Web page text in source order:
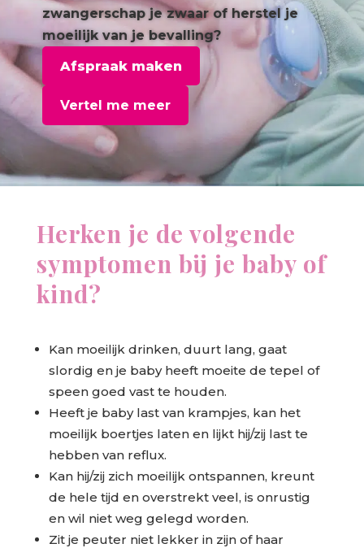
zwangerschap je zwaar of herstel je
moeilijk van je bevalling?
Afspraak maken
Vertel me meer
Herken je de volgende
symptomen bij je baby of
kind?
Kan moeilijk drinken, duurt lang, gaat
slordig en je baby heeft moeite de tepel of
speen goed vast te houden.
Heeft je baby last van krampjes, kan het
moeilijk boertjes laten en lijkt hij/zij last te
hebben van reflux.
Kan hij/zij zich moeilijk ontspannen, kreunt
de hele tijd en overstrekt veel, is onrustig
en wil niet weg gelegd worden.
Zit je peuter niet lekker in zijn of haar